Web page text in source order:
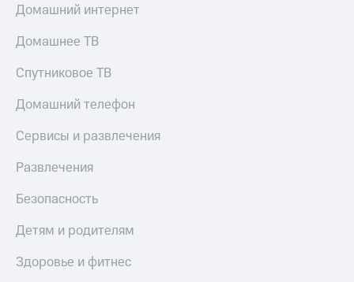
Домашний интернет
Домашнее ТВ
Спутниковое ТВ
Домашний телефон
Сервисы и развлечения
Развлечения
Безопасность
Детям и родителям
Здоровье и фитнес